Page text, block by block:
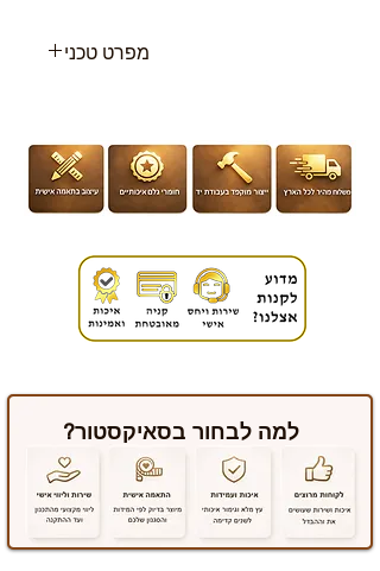
מפרט טכני
מידות : 85 (ר) 95 (ג) 57.5 (ע)
ס”מ
משקל המוצר :6.3 ק”ג
למה לבחור בסאיקסטור?